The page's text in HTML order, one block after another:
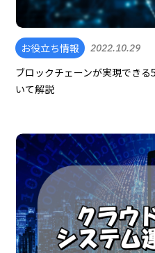
お役立ち情報 2022.10.29
ブロックチェーンが実現でき
いて解説